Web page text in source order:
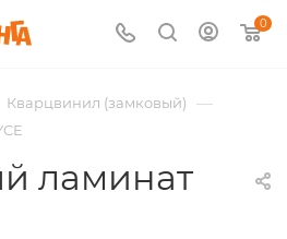
0
Кварцвинил (замковый) —
ламинат